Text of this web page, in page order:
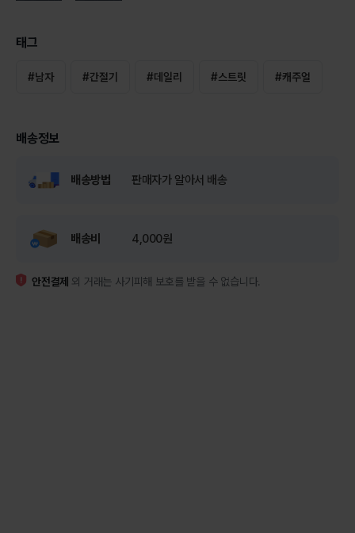
태그
#남자 #간절기 #데일리 #스트릿 #캐주얼
배송정보
배송방법 판매자가 알아서 배송
배송비 4,000원
안전결제 외 거래는 사기피해 보호를 받을 수 없습니다.